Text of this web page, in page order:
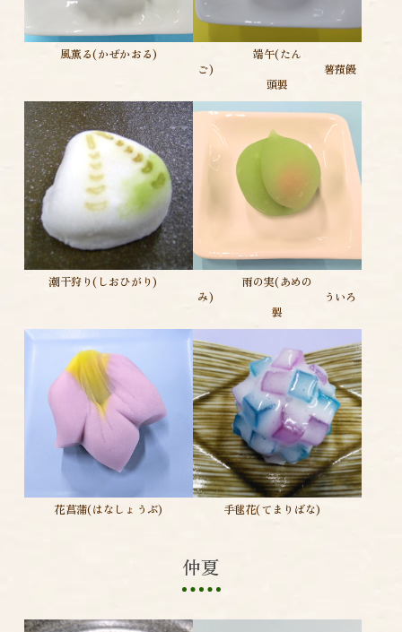
風薫る(かぜかおる)
端午(たん
ご) 薯蕷饅
頭製
潮干狩り(しおひがり)
雨の実(あめの
み) ういろ
製
花菖蒲(はなしょうぶ) 手毬花(てまりばな)
仲夏